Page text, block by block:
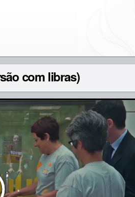
com libras)